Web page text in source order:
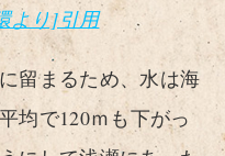
より]引用
留まるため、水は海
均で120ｍも下がっ